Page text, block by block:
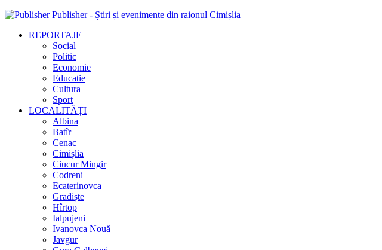
Publisher - Știri și evenimente din raionul Cimișlia
REPORTAJE
Social
Politic
Economie
Educatie
Cultura
Sport
LOCALITĂȚI
Albina
Batîr
Cenac
Cimișlia
Ciucur Mingir
Codreni
Ecaterinovca
Gradiște
Hîrtop
Ialpujeni
Ivanovca Nouă
Javgur